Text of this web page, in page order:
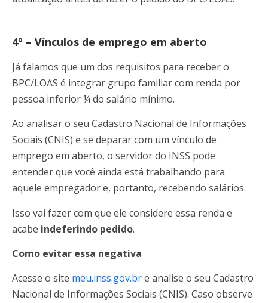
4º – Vínculos de emprego em aberto
Já falamos que um dos requisitos para receber o
BPC/LOAS é integrar grupo familiar com renda por
pessoa inferior ¼ do salário mínimo.
Ao analisar o seu Cadastro Nacional de Informações
Sociais (CNIS) e se deparar com um vínculo de
emprego em aberto, o servidor do INSS pode
entender que você ainda está trabalhando para
aquele empregador e, portanto, recebendo salários.
Isso vai fazer com que ele considere essa renda e
acabe indeferindo pedido.
Como evitar essa negativa
Acesse o site meu.inss.gov.bre analise o seu Cadastro
Nacional de Informações Sociais (CNIS). Caso observe